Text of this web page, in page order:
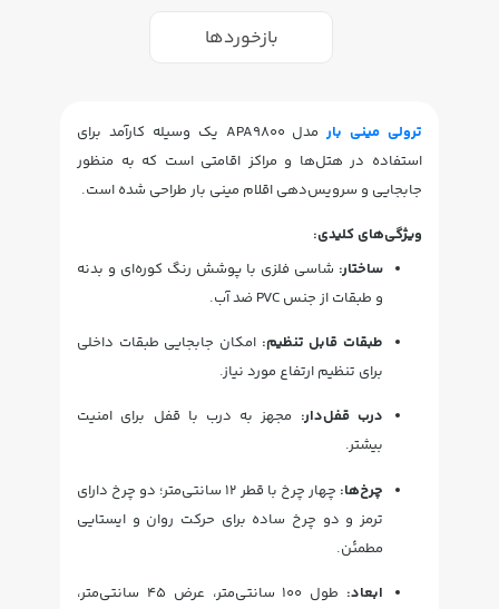
بازخوردها
ترولی مینی بار
مدل APA9800 یک وسیله کارآمد برای
استفاده در هتل‌ها و مراکز اقامتی است که به منظور
جابجایی و سرویس‌دهی اقلام مینی بار طراحی شده است.
ویژگی‌های کلیدی:
ساختار: شاسی فلزی با پوشش رنگ کوره‌ای و بدنه
و طبقات از جنس PVC ضد آب.
طبقات قابل تنظیم: امکان جابجایی طبقات داخلی
برای تنظیم ارتفاع مورد نیاز.
درب قفل‌دار: مجهز به درب با قفل برای امنیت
بیشتر.
چرخ‌ها:
چهار چرخ با قطر ۱۲ سانتی‌متر؛ دو چرخ دارای
ترمز و دو چرخ ساده برای حرکت روان و ایستایی
مطمئن.
ابعاد:
طول ۱۰۰ سانتی‌متر، عرض ۴۵ سانتی‌متر،